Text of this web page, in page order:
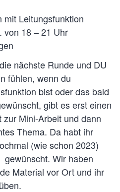
mit Leitungsfunktion
von 18 – 21 Uhr
nächste Runde und DU
fühlen, wenn du
bist oder das bald
gibt es erst einen
Mini-Arbeit und dann
Thema. Da habt ihr
(wie schon 2023)
gewünscht. Wir haben
Material vor Ort und ihr